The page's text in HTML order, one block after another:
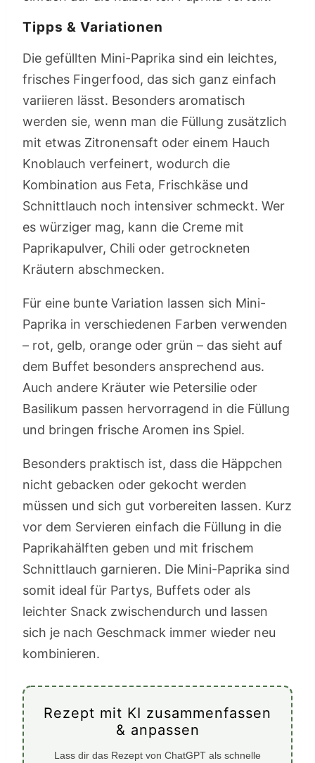
Tipps & Variationen
Die gefüllten Mini-Paprika sind ein leichtes,
frisches Fingerfood, das sich ganz einfach
variieren lässt. Besonders aromatisch
werden sie, wenn man die Füllung zusätzlich
mit etwas Zitronensaft oder einem Hauch
Knoblauch verfeinert, wodurch die
Kombination aus Feta, Frischkäse und
Schnittlauch noch intensiver schmeckt. Wer
es würziger mag, kann die Creme mit
Paprikapulver, Chili oder getrockneten
Kräutern abschmecken.
Für eine bunte Variation lassen sich Mini-
Paprika in verschiedenen Farben verwenden
– rot, gelb, orange oder grün – das sieht auf
dem Buffet besonders ansprechend aus.
Auch andere Kräuter wie Petersilie oder
Basilikum passen hervorragend in die Füllung
und bringen frische Aromen ins Spiel.
Besonders praktisch ist, dass die Häppchen
nicht gebacken oder gekocht werden
müssen und sich gut vorbereiten lassen. Kurz
vor dem Servieren einfach die Füllung in die
Paprikahälften geben und mit frischem
Schnittlauch garnieren. Die Mini-Paprika sind
somit ideal für Partys, Buffets oder als
leichter Snack zwischendurch und lassen
sich je nach Geschmack immer wieder neu
kombinieren.
Rezept mit KI zusammenfassen
& anpassen
Lass dir das Rezept von ChatGPT als schnelle